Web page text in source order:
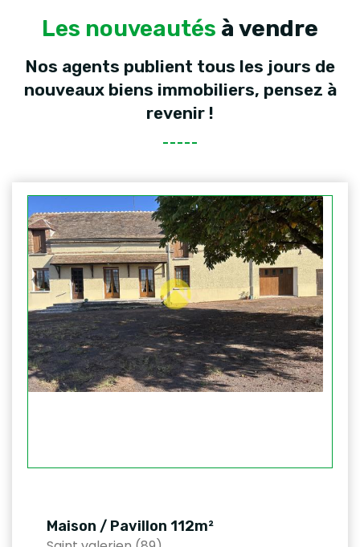
Les nouveautés à vendre
Nos agents publient tous les jours de
nouveaux biens immobiliers, pensez à
revenir !
Maison / Pavillon 112m²